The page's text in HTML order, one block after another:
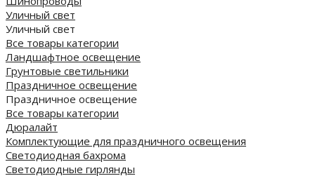
Уличный свет
Уличный свет
Все товары категории
Ландшафтное освещение
Грунтовые светильники
Праздничное освещение
Праздничное освещение
Все товары категории
Дюралайт
Комплектующие для праздничного освещения
Светодиодная бахрома
Светодиодные гирлянды